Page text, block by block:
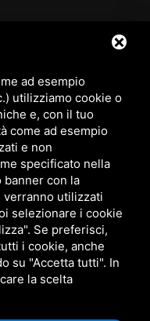
v3,Privacy Policy
ad esempio
utilizziamo cookie o
e, con il tuo
come ad esempio
e non
specificato nella
banner con la
verranno utilizzati
selezionare i cookie
Se preferisci,
i cookie, anche
su "Accetta tutti". In
la scelta